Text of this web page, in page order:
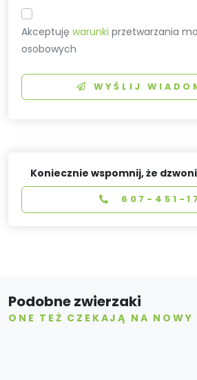
Akceptujęwarunki przetwarzania
osobowych
WYŚLIJ
Koniecznie wspomnij, że
607-451-
Podobne zwierzaki
ONE TEŻ CZEKAJĄ NA NOWY